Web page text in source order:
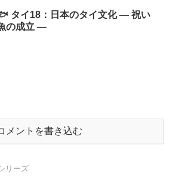
タイ18：日本のタイ文化 ― 祝い
の成立 ―
メントを書き込む
リーズ